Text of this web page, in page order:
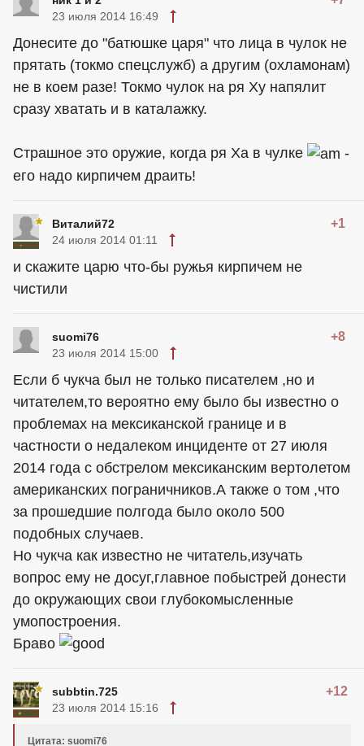
23 июля 2014 16:49
Донесите до "батюшке царя" что лица в чулок не
прятать (токмо спецслужб) а другим (охламонам)
не в коем разе! Токмо чулок на ря Ху напялит
сразу хватать и в каталажку.
Страшное это оружие, когда ря Ха в чулке
-
его надо кирпичем драить!
Виталий72 +1
24 июля 2014 01:11
и скажите царю что-бы ружья кирпичем не
чистили
suomi76 +8
23 июля 2014 15:00
Если б чукча был не только писателем ,но и
читателем,то вероятно ему было бы известно о
проблемах на мексиканской границе и в
частности о недалеком инциденте от 27 июля
2014 года с обстрелом мексиканским вертолетом
американских пограничников.А также о том ,что
за прошедшие полгода было около 500
подобных случаев.
Но чукча как известно не читатель,изучать
вопрос ему не досуг,главное побыстрей донести
до окружающих свои глубокомысленные
умопостроения.
Браво
subbtin.725 +12
23 июля 2014 15:16
Цитата: suomi76